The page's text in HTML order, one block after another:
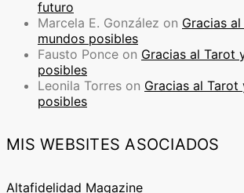
futuro
Marcela E. González on Gracias
mundos posibles
Fausto Ponce on Gracias al Tarot
posibles
Leonila Torres on Gracias al Tarot
posibles
MIS WEBSITES ASOCIADOS
Altafidelidad Magazine